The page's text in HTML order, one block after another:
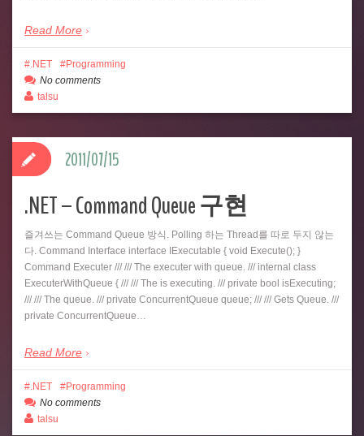
Read More
.NET
Programming
No comments
talsu
.NET – Command Queue 구현
즐겨쓰는 Command Queue 방식. Polling 하는 Thread를 따로 두지 않는
다. Command Interface interface IExecutable { void Execute(); }
Command Executer /// /// The executer with queue. /// internal class
ExecuterWithQueue { /// /// The is executing. /// private bool isExecuting;
/// /// The queue. /// private ConcurrentQueue queue; /// /// Gets Queue. ///
private ConcurrentQueue…
Read More
2011/07/15
.NET
Programming
No comments
talsu